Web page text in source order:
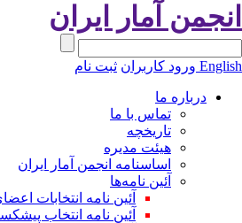
آمار ایران
ورود کاربران ثبت نام
درباره ما
تماس با ما
تاریخچه
هیئت مدیره
اساسنامه انجمن آمار ایران
آئین نامه‌ها
آئین نامه انتخابات
آئین نامه انتخاب